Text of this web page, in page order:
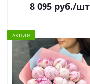
8 095руб./шт
АКЦИЯ